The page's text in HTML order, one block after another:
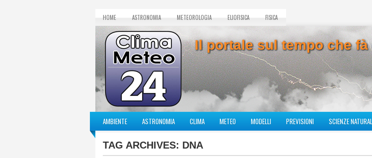
HOME ASTRONOMIA METEOROLOGIA ELIOFISICA FISICA
Il portale sul tempo che
AMBIENTE ASTRONOMIA CLIMA METEO MODELLI PREVISIONI SCIENZE
TAG ARCHIVES: DNA